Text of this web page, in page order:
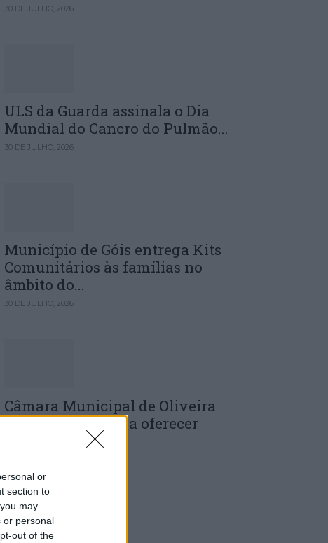
or
section to
may
or personal
out of the
30 DE JULHO, 2026
ULS da Guarda assinala o Dia
Mundial do Cancro do Pulmão...
30 DE JULHO, 2026
Município de Góis entrega Kits
Comunitários às famílias no
âmbito do...
30 DE JULHO, 2026
Câmara Municipal de Oliveira
do Hospital volta a oferecer
cadernos de...